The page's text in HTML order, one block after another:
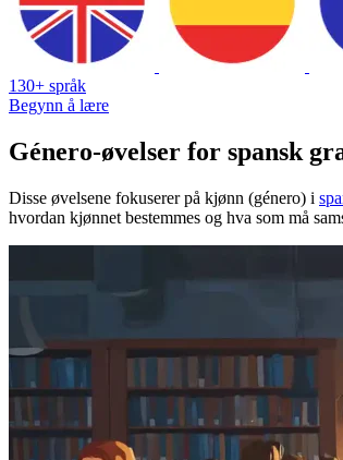
130+ språk
Begynn å lære
Género-øvelser for spansk
Disse øvelsene fokuserer på kjønn (género) i
hvordan kjønnet bestemmes og hva som må